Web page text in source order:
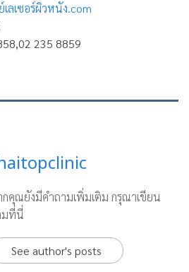
ลเซอร์ผิวหนัง.com
235 8859
คุณยังมีคำถามเพิ่มเติม กรุณาเขียน
มที่นี่
See author's posts